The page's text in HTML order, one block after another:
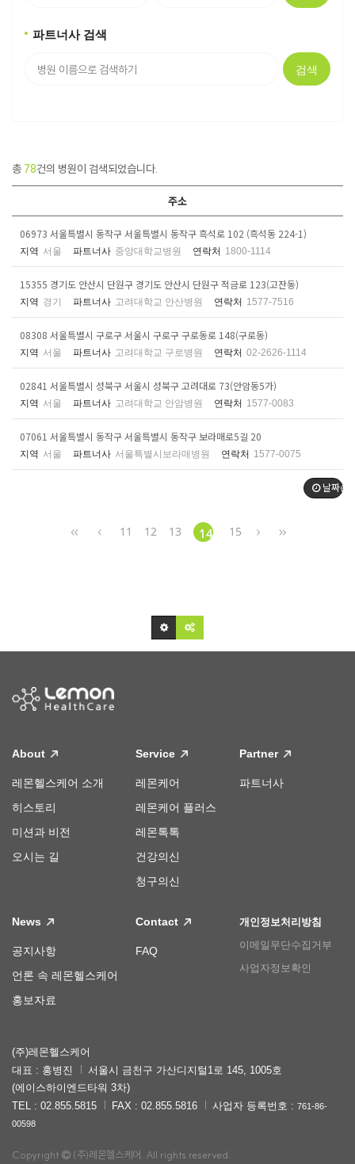
파트너사 검색
검색
총 78건의 병원이 검색되었습니다.
주소
06973 서울특별시 동작구 서울특별시 동작구 흑석로 102 (흑석동 224-1)
지역 서울 파트너사 중앙대학교병원 연락처 1800-1114
15355 경기도 안산시 단원구 경기도 안산시 단원구 적금로 123(고잔동)
지역 경기 파트너사 고려대학교 안산병원 연락처 1577-7516
08308 서울특별시 구로구 서울시 구로구 구로동로 148(구로동)
지역 서울 파트너사 고려대학교 구로병원 연락처 02-2626-1114
02841 서울특별시 성북구 서울시 성북구 고려대로 73(안암동5가)
지역 서울 파트너사 고려대학교 안암병원 연락처 1577-0083
07061 서울특별시 동작구 서울특별시 동작구 보라매로5길 20
지역 서울 파트너사 서울특별시보라매병원 연락처 1577-0075
날짜순
11 12 13 14 15
About
레몬헬스케어 소개
히스토리
미션과 비전
오시는 길
Service
레몬케어
레몬케어 플러스
레몬톡톡
건강의신
청구의신
Partner
파트너사
News
공지사항
언론 속 레몬헬스케어
홍보자료
Contact
FAQ
개인정보처리방침
이메일무단수집거부
사업자정보확인
(주)레몬헬스케어
대표 : 홍병진
서울시 금천구 가산디지털1로 145, 1005호
(에이스하이엔드타워 3차)
TEL : 02.855.5815
FAX : 02.855.5816 사업자 등록번호 : 761-86-
00598
Copyright (주)레몬헬스케어. All rights reserved.